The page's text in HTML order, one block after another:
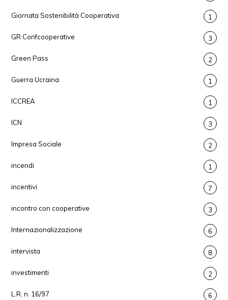
Giornata Sostenibilità Cooperativa 1
GR Confcooperative 3
Green Pass 2
Guerra Ucraina 1
ICCREA 1
ICN 3
Impresa Sociale 2
incendi 1
incentivi 7
incontro con cooperative 3
Internazionalizzazione 6
intervista 8
investimenti 2
L.R. n. 16/97 6